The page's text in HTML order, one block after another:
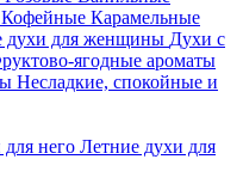
Кофейные Карамельные
духи для женщины Духи с
ягодные ароматы
Несладкие, спокойные и
него Летние духи для